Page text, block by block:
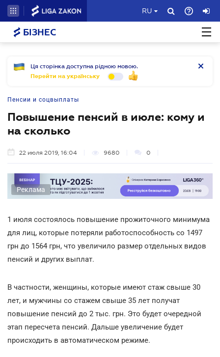
RU
БІЗНЕС
Ця сторінка доступна рідною мовою.
Перейти на українську
Пенсии и соцвыплаты
Повышение пенсий в июле: кому и
на сколько
22 июля 2019, 16:04 9680 0
Реклама
1 июля состоялось повышение прожиточного минимума
для лиц, которые потеряли работоспособность со 1497
грн до 1564 грн, что увеличило размер отдельных видов
пенсий и других выплат.
В частности, женщины, которые имеют стаж свыше 30
лет, и мужчины со стажем свыше 35 лет получат
повышение пенсий до 2 тыс. грн. Это будет очередной
этап пересчета пенсий. Дальше увеличение будет
происходить в автоматическом режиме.